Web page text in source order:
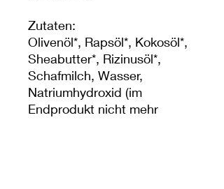
Zutaten:
Olivenöl*, Rapsöl*, Kokosöl*,
Sheabutter*, Rizinusöl*,
Schafmilch, Wasser,
Natriumhydroxid (im
Endprodukt nicht mehr